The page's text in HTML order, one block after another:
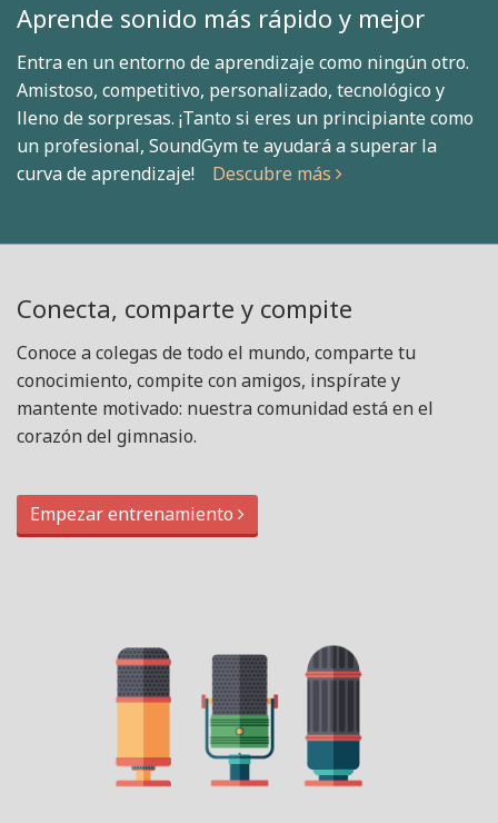
Aprende sonido más rápido y mejor
Entra en un entorno de aprendizaje como ningún otro.
Amistoso, competitivo, personalizado, tecnológico y
lleno de sorpresas. ¡Tanto si eres un principiante como
un profesional, SoundGym te ayudará a superar la
curva de aprendizaje! Descubre más
Conecta, comparte y compite
Conoce a colegas de todo el mundo, comparte tu
conocimiento, compite con amigos, inspírate y
mantente motivado: nuestra comunidad está en el
corazón del gimnasio.
Empezar entrenamiento